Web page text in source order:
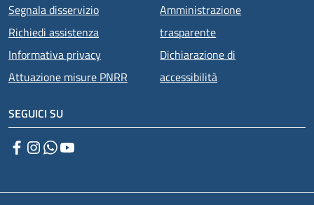
Segnala disservizio
Richiedi assistenza
Informativa privacy
Attuazione misure PNRR
Amministrazione
trasparente
Dichiarazione di
accessibilità
SEGUICI SU
Facebook
Instagram
WhatsApp